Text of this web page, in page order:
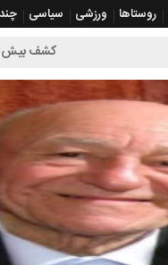
روستاها ورزشی سیاسی